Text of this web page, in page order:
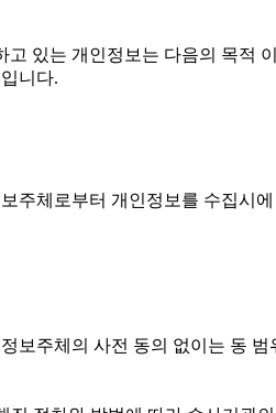
있는 개인정보는 다음의 목적
니다.
주체로부터 개인정보를 수집시
보주체의 사전 동의 없이는 동